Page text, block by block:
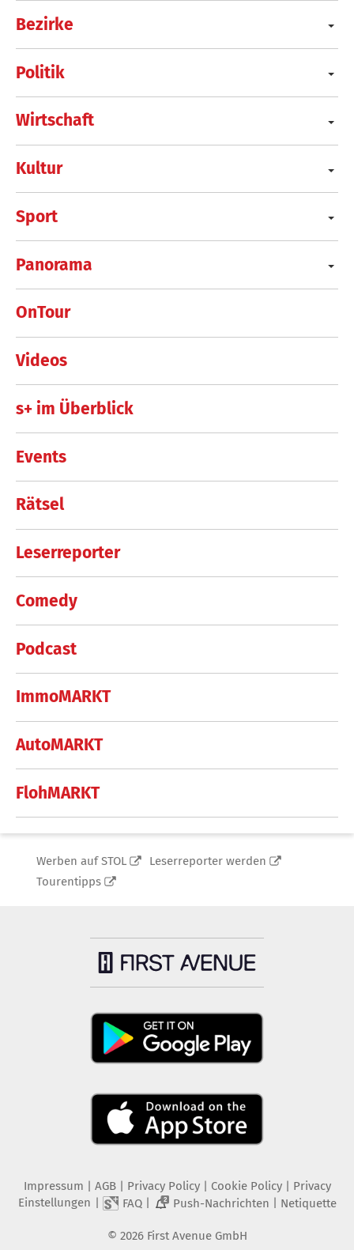
Bezirke
Politik
Wirtschaft
Kultur
Sport
Panorama
OnTour
Videos
s+ im Überblick
Events
Rätsel
Leserreporter
Comedy
Podcast
ImmoMARKT
AutoMARKT
FlohMARKT
Werben auf STOL
Leserreporter werden
Tourentipps
Impressum | AGB | Privacy Policy| Cookie Policy| Privacy
Einstellungen | FAQ| 2 Push-Nachrichten | Netiquette
© 2026 First Avenue GmbH